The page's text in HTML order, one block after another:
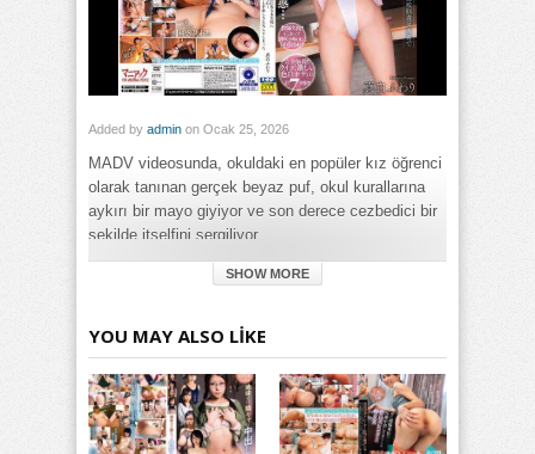
Added by admin on Ocak 25, 2026
MADV videosunda, okuldaki en popüler kız öğrenci
olarak tanınan gerçek beyaz puf, okul kurallarına
aykırı bir mayo giyiyor ve son derece cezbedici bir
şekilde itselfini sergiliyor.
Okulun En Popüler Kız Öğrencisi True White Fuwari MADV
MADV porno izle
SHOW MORE
YOU MAY ALSO LIKE